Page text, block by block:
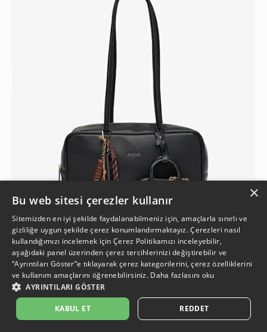
Kadın Siyah Omuz Çantası
3.699,90 TL
3.299,90 TL
İkinci Ürüne %50 İndirim
1.649,95 TL
×
Bu web sitesi çerezler kullanır
Sitemizden en iyi şekilde faydalanabilmeniz için, amaçlarla sınırlı ve
gizliliğe uygun şekilde çerez konumlandırmaktayız. Çerezleri nasıl
kullandığımızı incelemek içinÇerez Politikamızı inceleyebilir,
aşağıdaki panel üzerinden çerez tercihlerinizi değiştirebilir ve
“Ayrıntıları Göster”e tıklayarak çerez kategorilerini, çerez özelliklerini
ve kullanım amaçlarını öğrenebilirsiniz. Daha fazlasını oku
AYRINTILARI GÖSTER
KABUL ET REDDET